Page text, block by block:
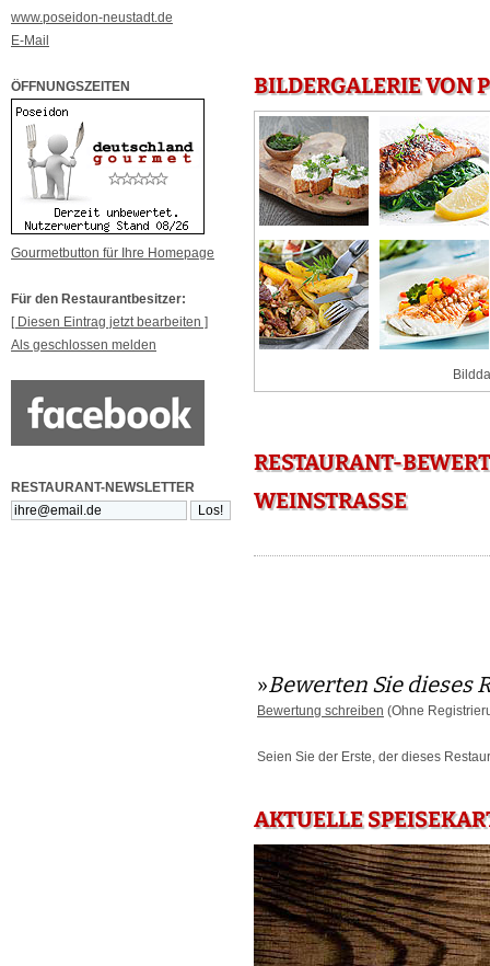
www.poseidon-neustadt.de
E-Mail
ÖFFNUNGSZEITEN
Gourmetbutton für Ihre Homepage
Für den Restaurantbesitzer:
[ Diesen Eintrag jetzt bearbeiten ]
Als geschlossen melden
RESTAURANT-NEWSLETTER
BILDERGALERIE VON
RESTAURANT-
WEINSTRASSE
»Bewerten Sie dieses
Bewertung schreiben (Ohne
Seien Sie der Erste, der dieses
AKTUELLE